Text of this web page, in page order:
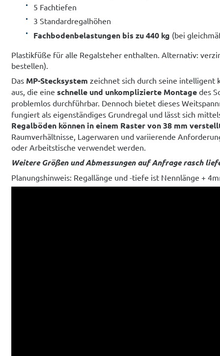
5 Fachtiefen
3 Standardregalhöhen
Fachbodenbelastungen bis zu 440 kg (bei
Plastikfüße für alle Regalsteher enthalten. Alternativ:
bestellen).
Das MP-Stecksystem zeichnet sich durch seine intelligent
aus, die eine schnelle und unkomplizierte Montage des
problemlos durchführbar. Dennoch bietet dieses
fungiert als eigenständiges Grundregal und lässt sich
Regalböden können in einem Raster von 38 mm
Raumverhältnisse, Lagerwaren und variierende
oder Arbeitstische verwendet werden.
Weitere Größen und Abmessungen auf Anfrage rasch
Planungshinweis: Regallänge und -tiefe ist Nennlänge +